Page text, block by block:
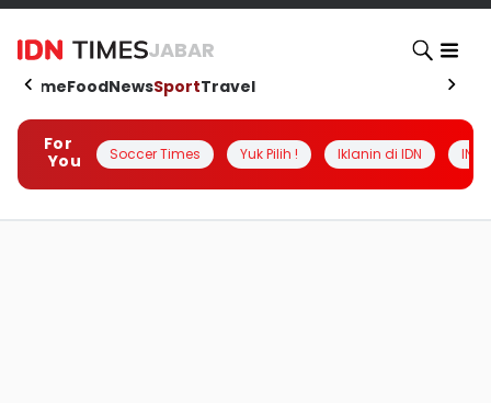
JABAR
HomeFoodNewsSportTravel
For
You
Soccer Times Yuk Pilih ! Iklanin di IDN